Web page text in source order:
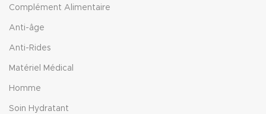
Complément Alimentaire
Anti-âge
Anti-Rides
Matériel Médical
Homme
Soin Hydratant